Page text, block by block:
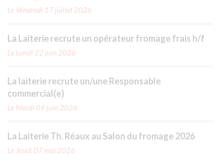
Le Vendredi 17 juillet 2026
La Laiterie recrute un opérateur fromage frais h/f
Le Lundi 22 juin 2026
La laiterie recrute un/une Responsable
commercial(e)
Le Mardi 09 juin 2026
La Laiterie Th. Réaux au Salon du fromage 2026
Le Jeudi 07 mai 2026